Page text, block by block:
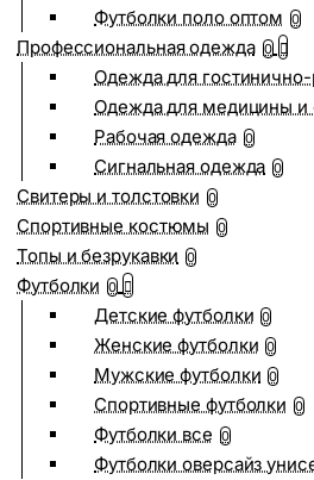
Футболки поло оптом 0
Профессиональная одежда 0
Одежда для
Одежда для медицины и
Рабочая одежда 0
Сигнальная одежда 0
Свитеры и толстовки 0
Спортивные костюмы 0
Топы и безрукавки 0
Футболки 0
Детские футболки 0
Женские футболки 0
Мужские футболки 0
Спортивные футболки 0
Футболки все 0
Футболки оверсайз